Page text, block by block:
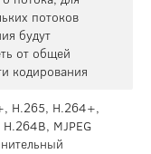
потоков
будут
от общей
кодирования
H.265, H.264+,
MJPEG